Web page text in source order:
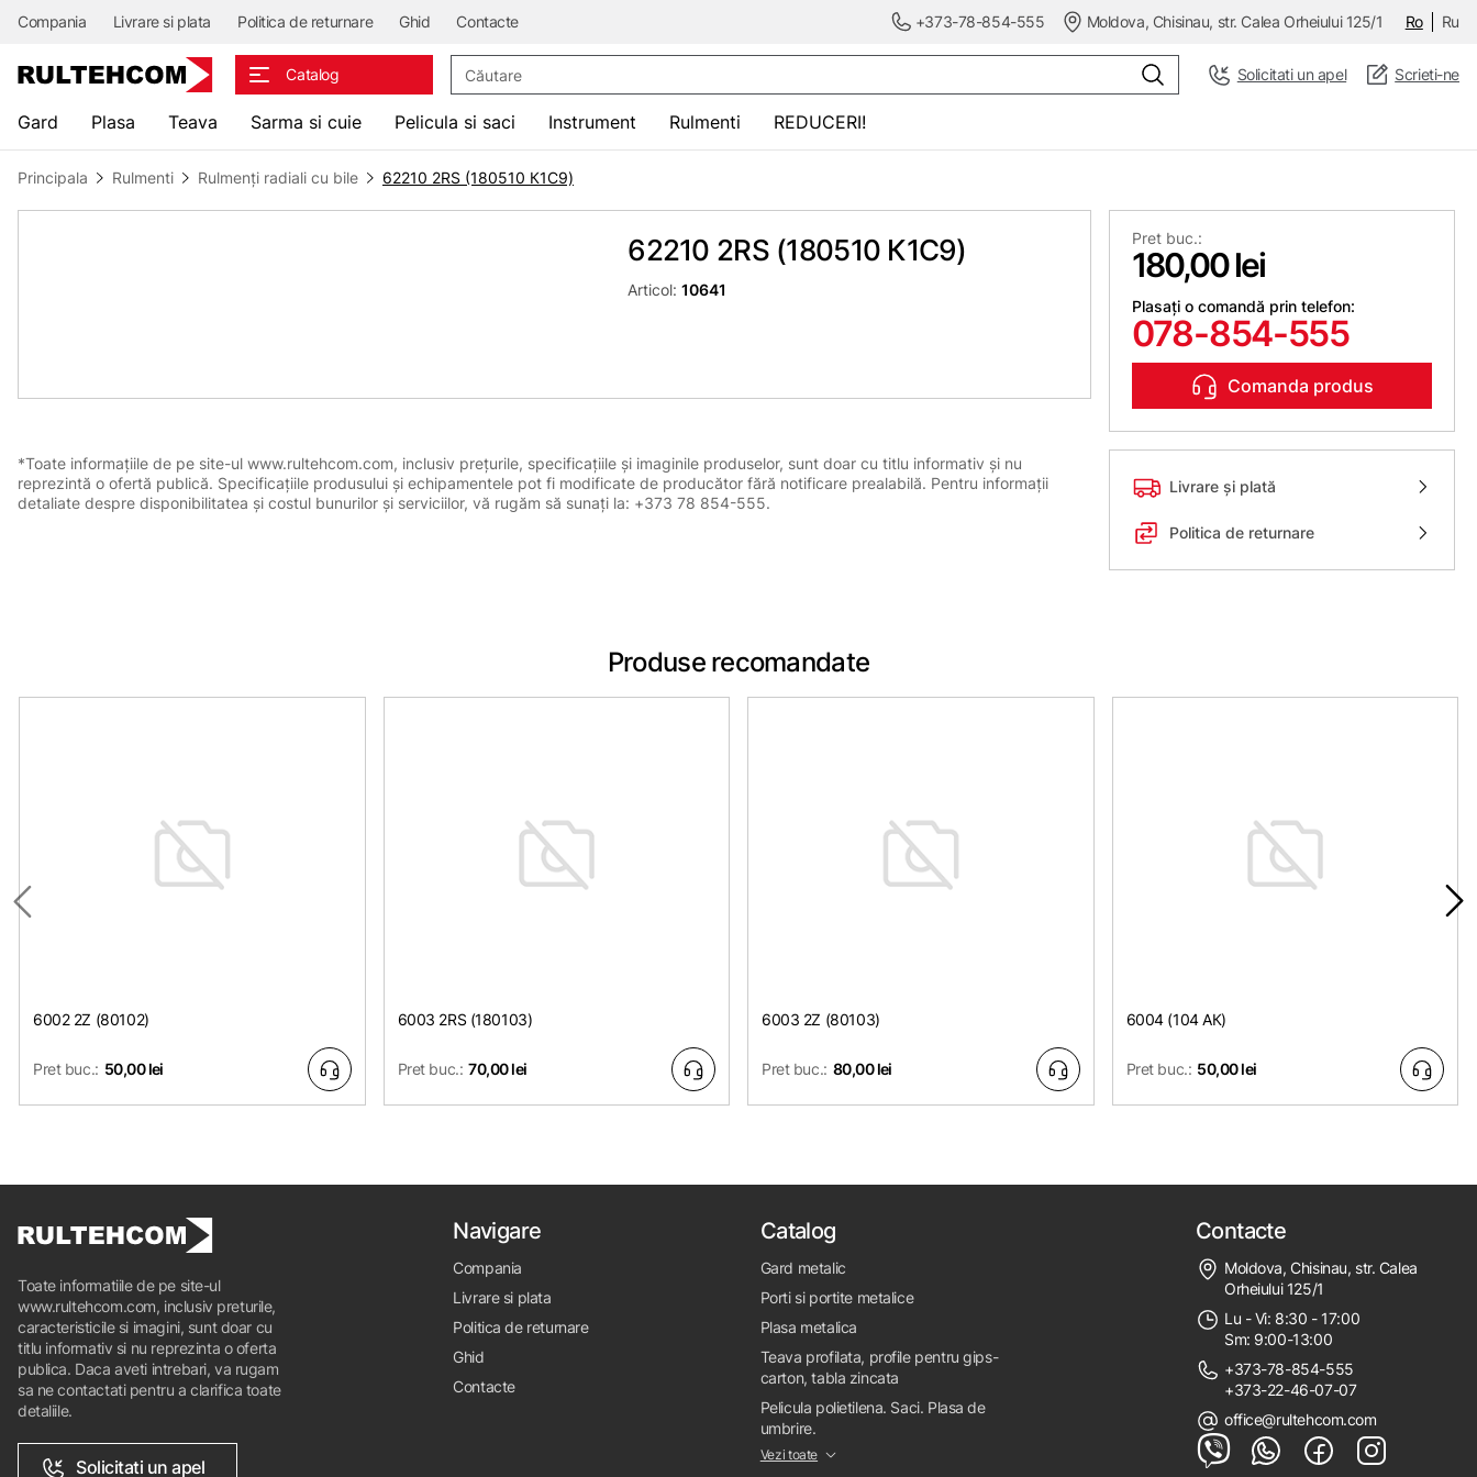
Compania Livrare si plata Politica de returnare Ghid Contacte +373-78-854-555 Moldova, Chisinau, str. Calea Orheiului 125/1 Ro Ru
Catalog Solicitati un apel Scrieti-ne
Gard Plasa Teava Sarma si cuie Pelicula si saci Instrument Rulmenti REDUCERI!
Principala Rulmenti Rulmenți radiali cu bile 62210 2RS (180510 К1С9)
62210 2RS (180510 К1С9)
Articol:10641
Pret buc.:
180,00 lei
Plasați o comandă prin telefon:
078-854-555
Comanda produs
Livrare și plată
Politica de returnare
*Toate informațiile de pe site-ul www.rultehcom.com, inclusiv prețurile, specificațiile și imaginile produselor, sunt doar cu titlu informativ și nu
reprezintă o ofertă publică. Specificațiile produsului și echipamentele pot fi modificate de producător fără notificare prealabilă. Pentru informații
detaliate despre disponibilitatea și costul bunurilor și serviciilor, vă rugăm să sunați la: +373 78 854-555.
Produse recomandate
6002 2Z (80102)
Pret buc.: 50,00 lei
6003 2RS (180103)
Pret buc.: 70,00 lei
6003 2Z (80103)
Pret buc.: 80,00 lei
6004 (104 АК)
Pret buc.: 50,00 lei
Toate informatiile de pe site-ul
www.rultehcom.com, inclusiv preturile,
caracteristicile si imagini, sunt doar cu
titlu informativ si nu reprezinta o oferta
publica. Daca aveti intrebari, va rugam
sa ne contactati pentru a clarifica toate
detaliile.
Solicitati un apel
Navigare
Compania
Livrare si plata
Politica de returnare
Ghid
Contacte
Catalog
Gard metalic
Porti si portite metalice
Plasa metalica
Teava profilata, profile pentru gips-
carton, tabla zincata
Pelicula polietilena. Saci. Plasa de
umbrire.
Vezi toate
Contacte
Moldova, Chisinau, str. Calea
Orheiului 125/1
Lu - Vi: 8:30 - 17:00
Sm: 9:00-13:00
+373-78-854-555
+373-22-46-07-07
office@rultehcom.com